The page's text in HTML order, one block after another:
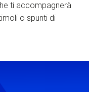
ti accompagnerà
o spunti di